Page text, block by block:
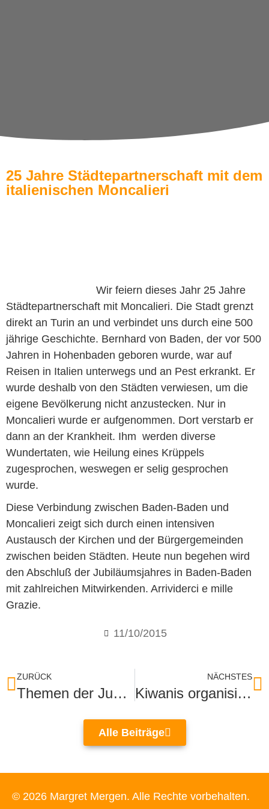
25 Jahre Städtepartnerschaft mit dem
italienischen Moncalieri
Wir feiern dieses Jahr 25 Jahre
Städtepartnerschaft mit Moncalieri. Die Stadt grenzt
direkt an Turin an und verbindet uns durch eine 500
jährige Geschichte. Bernhard von Baden, der vor 500
Jahren in Hohenbaden geboren wurde, war auf
Reisen in Italien unterwegs und an Pest erkrankt. Er
wurde deshalb von den Städten verwiesen, um die
eigene Bevölkerung nicht anzustecken. Nur in
Moncalieri wurde er aufgenommen. Dort verstarb er
dann an der Krankheit. Ihm werden diverse
Wundertaten, wie Heilung eines Krüppels
zugesprochen, weswegen er selig gesprochen
wurde.
Diese Verbindung zwischen Baden-Baden und
Moncalieri zeigt sich durch einen intensiven
Austausch der Kirchen und der Bürgergemeinden
zwischen beiden Städten. Heute nun begehen wird
den Abschluß der Jubiläumsjahres in Baden-Baden
mit zahlreichen Mitwirkenden. Arrividerci e mille
Grazie.
11/10/2015
ZURÜCK
Themen der Jugend
NÄCHSTES
Kiwanis organisiert großes Kinder-und Familienfest
Alle Beiträge
© 2026 Margret Mergen. Alle Rechte vorbehalten.